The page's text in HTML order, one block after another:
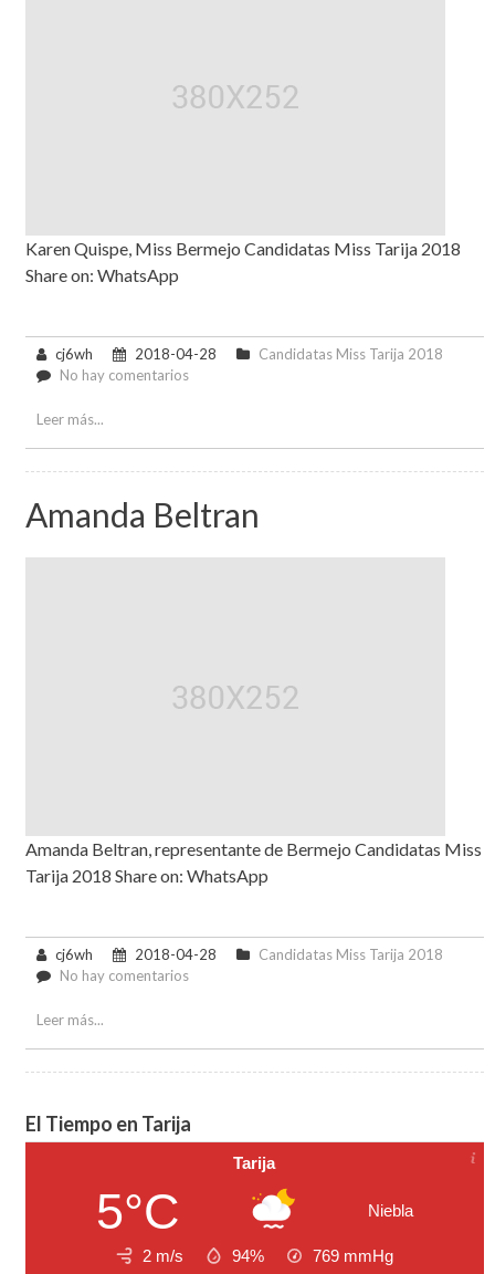
Karen Quispe, Miss Bermejo Candidatas Miss Tarija 2018
Share on: WhatsApp
cj6wh 2018-04-28
Candidatas Miss Tarija 2018
No hay comentariosen
Leer más...
Amanda Beltran
Amanda Beltran, representante de Bermejo Candidatas Miss
Tarija 2018 Share on: WhatsApp
cj6wh 2018-04-28
Candidatas Miss Tarija 2018
No hay comentariosen
Leer más...
El Tiempo en Tarija
Tarija
5°C Niebla
2 m/s 94% 769 mmHg